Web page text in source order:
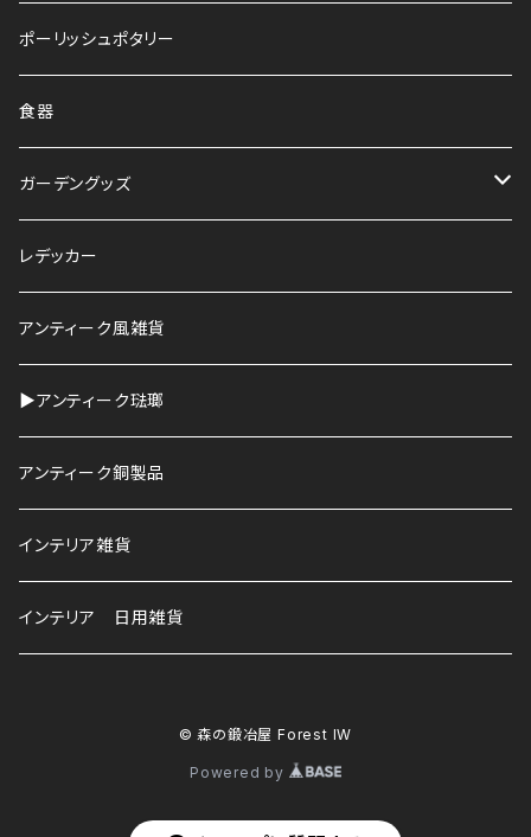
ポーリッシュポタリー
食器
ガーデングッズ
鉢
HAWS
レデッカー
アンティーク風雑貨
▶︎アンティーク琺瑯
アンティーク銅製品
インテリア雑貨
インテリア 日用雑貨
© 森の鍛冶屋 Forest IW
Powered by